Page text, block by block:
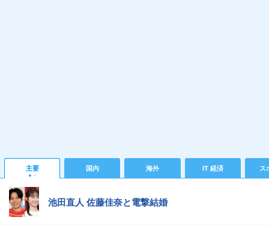
主要 国内 海外 IT 経済 ス
池田直人 佐藤佳奈と電撃結婚